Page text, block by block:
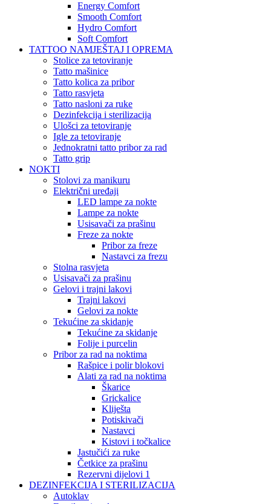
Energy Comfort
Smooth Comfort
Hydro Comfort
Soft Comfort
TATTOO NAMJEŠTAJ I OPREMA
Stolice za tetoviranje
Tatto mašinice
Tatto kolica za pribor
Tatto rasvjeta
Tatto nasloni za ruke
Dezinfekcija i sterilizacija
Ulošci za tetoviranje
Igle za tetoviranje
Jednokratni tatto pribor za rad
Tatto grip
NOKTI
Stolovi za manikuru
Električni uređaji
LED lampe za nokte
Lampe za nokte
Usisavači za prašinu
Freze za nokte
Pribor za freze
Nastavci za frezu
Stolna rasvjeta
Usisavači za prašinu
Gelovi i trajni lakovi
Trajni lakovi
Gelovi za nokte
Tekućine za skidanje
Tekućine za skidanje
Folije i purcelin
Pribor za rad na noktima
Rašpice i polir blokovi
Alati za rad na noktima
Škarice
Grickalice
Kliješta
Potiskivači
Nastavci
Kistovi i točkalice
Jastučići za ruke
Četkice za prašinu
Rezervni dijelovi 1
DEZINFEKCIJA I STERILIZACIJA
Autoklav